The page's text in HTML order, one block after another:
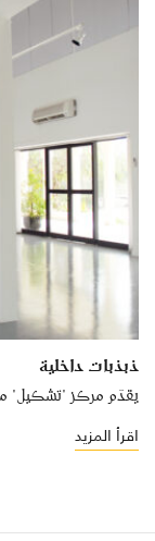
ذبذبات داخلية
يقدّم مركز "تشكيل"
اقرأ المزيد